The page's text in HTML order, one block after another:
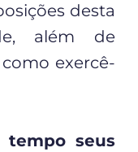
desta
além de
exercê-
tempo seus